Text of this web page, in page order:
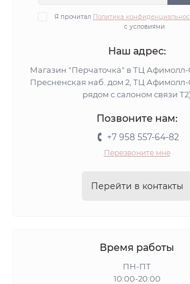
Я прочитал Политика
с условиями
Наш адрес:
Магазин "Перчаточка" в ТЦ Афимолл-
Пресненская наб. дом 2, ТЦ Афимолл-
рядом с салоном связи Т2)
Позвоните нам:
+7 958 557-64-82
Перезвоните мне
Перейти в контакты
Время работы
ПН-ПТ
10:00-20:00